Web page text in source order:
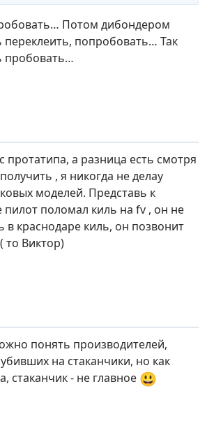
Потом дибондером
переклеить, попробовать… Так
протатипа, а разница есть смотря
, я никогда не делау
моделей. Представь к
пилот поломал киль на fv , он не
в краснодаре киль, он позвонит
то Виктор)
понять производителей,
на стаканчики, но как
стаканчик - не главное 😃